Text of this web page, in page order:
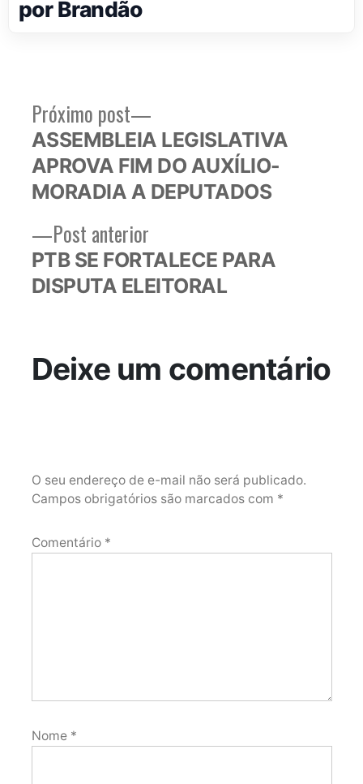
por Brandão
Navegação
de
Post
Post anteriorPost
anterior:
PTB SE FORTALECE PARA
DISPUTA ELEITORAL
Próximo post
Próximo
post:
ASSEMBLEIA LEGISLATIVA
APROVA FIM DO AUXÍLIO-
MORADIA A DEPUTADOS
Deixe um comentário
O seu endereço de e-mail não será publicado.
Campos obrigatórios são marcados com *
Comentário *
Nome *